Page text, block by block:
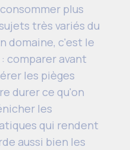
plus
très variés du
domaine, c'est le
comparer avant
les pièges
durer ce qu'on
les
qui rendent
aussi bien les